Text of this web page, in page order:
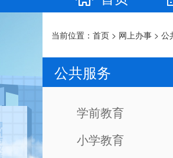
当前位置： 首页 > 网上办事 > 公
公共服务
学前教育
小学教育